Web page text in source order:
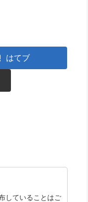
はてブ
していることはご